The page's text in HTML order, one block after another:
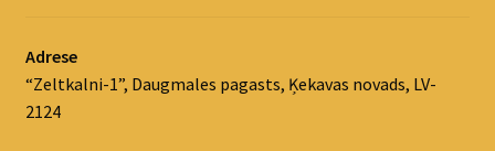
Adrese
“Zeltkalni-1”, Daugmales pagasts, Ķekavas novads, LV-
2124